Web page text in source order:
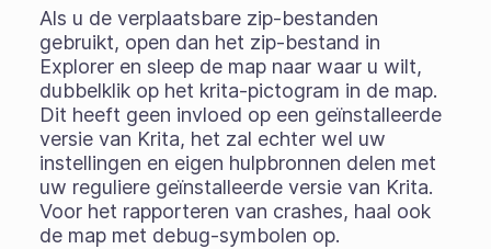
Als u de verplaatsbare zip-bestanden
gebruikt, open dan het zip-bestand in
Explorer en sleep de map naar waar u wilt,
dubbelklik op het krita-pictogram in de map.
Dit heeft geen invloed op een geïnstalleerde
versie van Krita, het zal echter wel uw
instellingen en eigen hulpbronnen delen met
uw reguliere geïnstalleerde versie van Krita.
Voor het rapporteren van crashes, haal ook
de map met debug-symbolen op.